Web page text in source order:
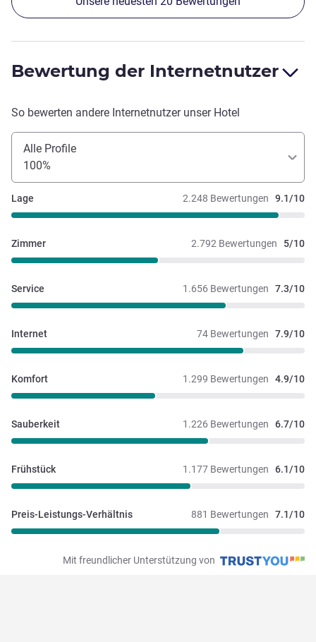
war sehr wenig,keine warmen Essenkomponente,alles halt
ist viel zu teuer!!!da kann man in der Umgebung günstiger
Mühe geben)
Bewertung der Internetnutzer
So bewerten andere Internetnutzer unser Hotel
Alle Profile
100%
2.248 Bewertungen 9.1/10
Lage
2.792 Bewertungen 5/10
Zimmer
1.656 Bewertungen 7.3/10
Service
74 Bewertungen 7.9/10
Internet
1.299 Bewertungen 4.9/10
Komfort
1.226 Bewertungen 6.7/10
Sauberkeit
1.177 Bewertungen 6.1/10
Frühstück
881 Bewertungen 7.1/10
Preis-Leistungs-Verhältnis
Mit freundlicher Unterstützung von